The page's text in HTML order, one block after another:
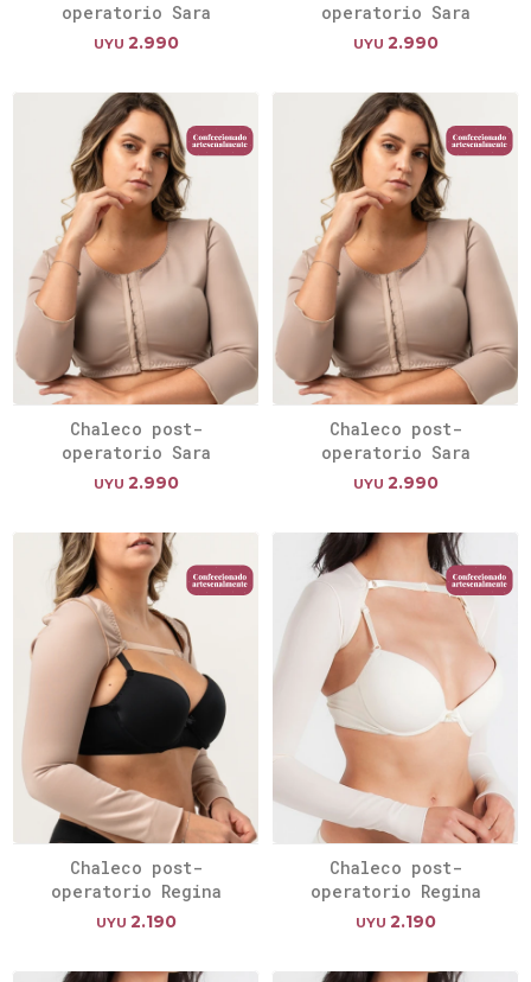
operatorio Sara
UYU 2.990
operatorio Sara
UYU 2.990
Chaleco post-
operatorio Sara
UYU 2.990
Chaleco post-
operatorio Sara
UYU 2.990
Chaleco post-
operatorio Regina
UYU 2.190
Chaleco post-
operatorio Regina
UYU 2.190